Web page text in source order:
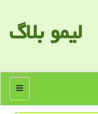
لیمو بلاگ
منو